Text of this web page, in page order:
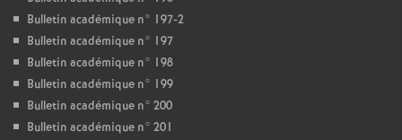
Bulletin académique n° 197-2
Bulletin académique n° 197
Bulletin académique n° 198
Bulletin académique n° 199
Bulletin académique n° 200
Bulletin académique n° 201